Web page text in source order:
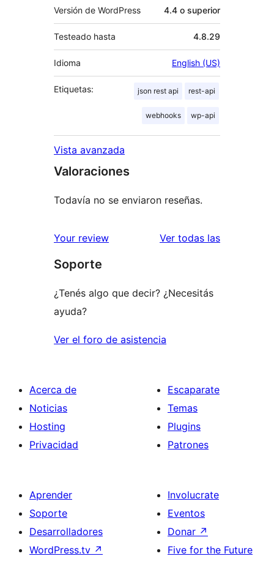
Versión de WordPress 4.4 o superior
Testeado hasta 4.8.29
Idioma English (US)
Etiquetas: json rest api rest-api
webhooks wp-api
Vista avanzada
Valoraciones
Todavía no se enviaron reseñas.
Your review Ver todas lasreseñas
Soporte
¿Tenés algo que decir? ¿Necesitás
ayuda?
Ver el foro de asistencia
Acerca de
Noticias
Hosting
Privacidad
Escaparate
Temas
Plugins
Patrones
Aprender
Soporte
Desarrolladores
WordPress.tv ↗
Involucrate
Eventos
Donar ↗
Five for the Future